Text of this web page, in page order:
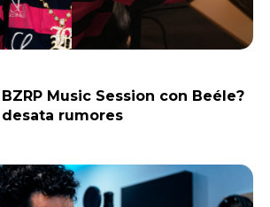
Music Session con Beéle?
rumores